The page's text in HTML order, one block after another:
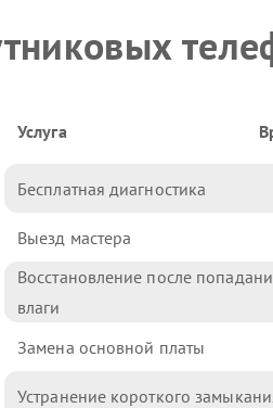
Услуга
Бесплатная диагностика
Выезд мастера
Восстановление после
влаги
Замена основной платы
Устранение короткого